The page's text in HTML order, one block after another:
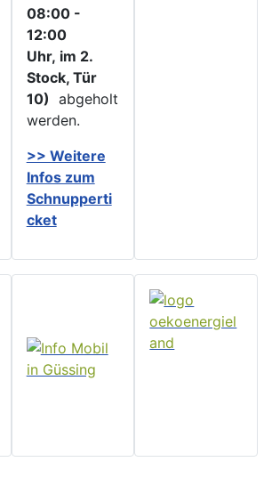
08:00 -
12:00
Uhr, im 2.
Stock, Tür
10) abgeholt
werden.
>> Weitere
Infos zum
Schnupperti
cket